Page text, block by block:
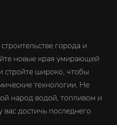
города и
новые края умирающей
стройте широко, чтобы
технологии. Не
народ водой, топливом и
достичь последнего